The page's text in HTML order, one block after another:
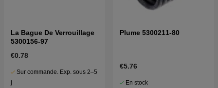
La Bague De Verrouillage
5300156-97
€0.78
Sur commande. Exp. sous 2–5
j
Plume 5300211-80
€5.76
En stock